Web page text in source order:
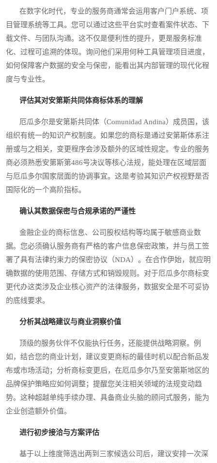
在数字化时代，专业的服务商通常会运用客户门户系统、项
目管理系统等工具。您可以通过这些平台实时查看案件状态、下
载文件、与团队沟通。这不仅是便利性的提升，更是服务标准
化、过程可追溯的体现。询问他们采用何种工具管理项目进度，
如何保障客户数据的安全与保密，能看出其内部管理的现代化程
度与专业性。
评估其对安第斯共同体商标体系的理解
厄瓜多尔是安第斯共同体（Comunidad Andina）成员国，该
组织有统一的知识产权制度。如果您的商标是通过安第斯体系注
册或与之相关，变更程序会涉及额外的区域性规定。专业的服务
商必须熟悉安第斯第486号决议等核心法规，能处理在区域层面
与厄瓜多尔国家层面的协调事宜。这是考验其知识产权视野是否
国际化的一个高阶指标。
确认其数据保密与合规承诺的严谨性
金融企业的商标信息、公司股权结构等均属于敏感商业数
据。您必须确认服务商有严格的客户信息保密政策，并与员工签
署了具有法律约束力的保密协议（NDA）。在合作伊始，就应明
确数据的使用范围、存储方式和销毁规则。对于厄瓜多尔商标变
更代办这类涉及企业核心资产的法律服务，数据安全是不可妥协
的底线要求。
分析其战略建议与商业洞察价值
顶级的服务伙伴不仅能执行任务，还能提供战略洞察。例
如，结合您的商业计划，建议变更商标的最佳时机以配合新品发
布或市场活动；分析商标变更后，在厄瓜多尔乃至安第斯地区的
品牌保护策略应如何调整；提醒您关注相关领域的法规变动趋
势。这种超越单纯手续办理、具备商业头脑的顾问式服务，能为
企业创造额外价值。
进行初步接洽与方案评估
基于以上维度筛选出两到三家候选公司后，建议安排一次深